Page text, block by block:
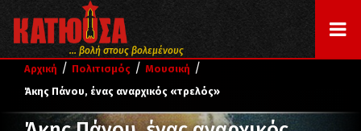
... βολή στους βολεμένους
Αρχική / Πολιτισμός / Μουσική /
Άκης Πάνου, ένας αναρχικός «τρελός»